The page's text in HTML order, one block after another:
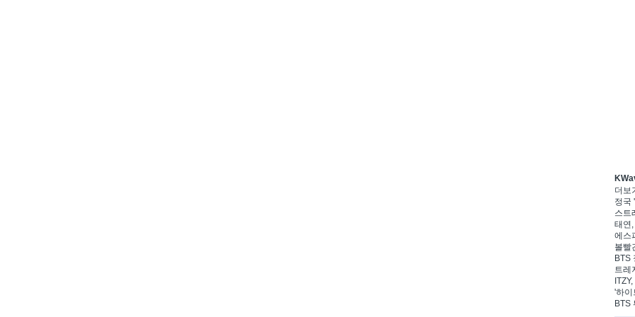
더보
정국
스트
태연
에스
볼빨
BTS
트레
'하이
BTS